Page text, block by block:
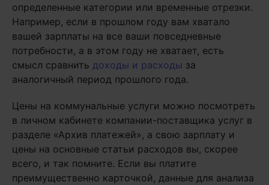
определенные категории или временные отрезки.
Например, если в прошлом году вам хватало
вашей зарплаты на все ваши повседневные
потребности, а в этом году не хватает, есть
смысл сравнить доходы и расходы за
аналогичный период прошлого года.
Цены на коммунальные услуги можно посмотреть
в личном кабинете компании-поставщика услуг в
разделе «Архив платежей», а свою зарплату и
цены на основные статьи расходов вы, скорее
всего, и так помните. Если вы платите
преимущественно карточкой, данные для анализа